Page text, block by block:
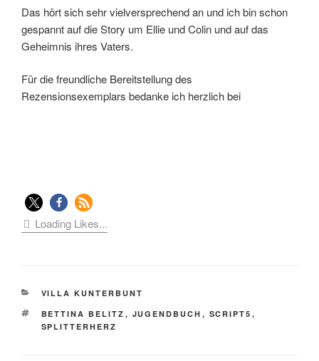
Das hört sich sehr vielversprechend an und ich bin schon
gespannt auf die Story um Ellie und Colin und auf das
Geheimnis ihres Vaters.
Für die freundliche Bereitstellung des
Rezensionsexemplars bedanke ich herzlich bei
Loading Likes...
KATEGORIEN
VILLA KUNTERBUNT
SCHLAGWÖRTER
BETTINA BELITZ , JUGENDBUCH , SCRIPT5 ,
SPLITTERHERZ